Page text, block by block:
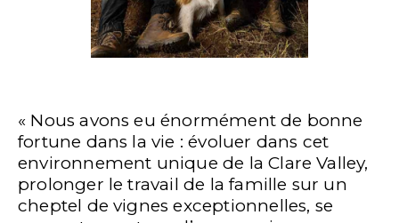
« Nous avons eu énormément de bonne
fortune dans la vie : évoluer dans cet
environnement unique de la Clare Valley,
prolonger le travail de la famille sur un
cheptel de vignes exceptionnelles, se